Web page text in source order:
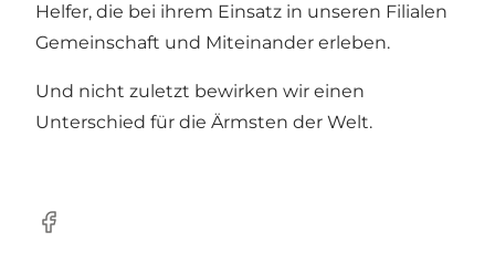
Helfer, die bei ihrem Einsatz in unseren Filialen
Gemeinschaft und Miteinander erleben.
Und nicht zuletzt bewirken wir einen
Unterschied für die Ärmsten der Welt.
Facebook